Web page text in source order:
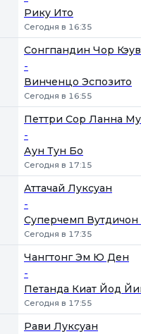
Рику Ито
Сегодня в 16:35
Сонгпандин Чор
-
Винченцо Эспозито
Сегодня в 16:55
Петтри Сор Ланна
-
Аун Тун Бо
Сегодня в 17:15
Аттачай Луксуан
-
Суперчемп
Сегодня в 17:35
Чангтонг Эм Ю Ден
-
Петанда Киат Йод
Сегодня в 17:55
Рави Луксуан